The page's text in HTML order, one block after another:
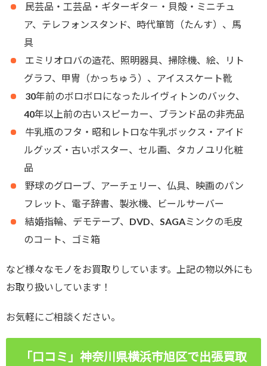
民芸品・工芸品・ギターギタ－・貝殻・ミニチュ
ア、テレフォンスタンド、時代箪笥（たんす）、馬
具
エミリオロバの造花、照明器具、掃除機、絵、リト
グラフ、甲冑（かっちゅう）、アイススケート靴
30年前のボロボロになったルイヴィトンのバック、
40年以上前の古いスピーカー、ブランド品の非売品
牛乳瓶のフタ・昭和レトロな牛乳ボックス・アイド
ルグッズ・古いポスター、セル画、タカノユリ化粧
品
野球のグローブ、アーチェリー、仏具、映画のパン
フレット、電子辞書、製氷機、ビールサーバー
結婚指輪、デモテープ、DVD、SAGAミンクの毛皮
のコ－ト、ゴミ箱
など様々なモノをお買取りしています。上記の物以外にも
お取り扱いしています！
お気軽にご相談ください。
「口コミ」神奈川県横浜市旭区で出張買取